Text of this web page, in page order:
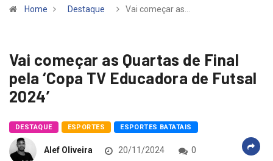
Home Destaque Vai começar as…
Vai começar as Quartas de Final
pela ‘Copa TV Educadora de Futsal
2024’
DESTAQUE ESPORTES ESPORTES BATATAIS
Alef Oliveira 20/11/2024 0